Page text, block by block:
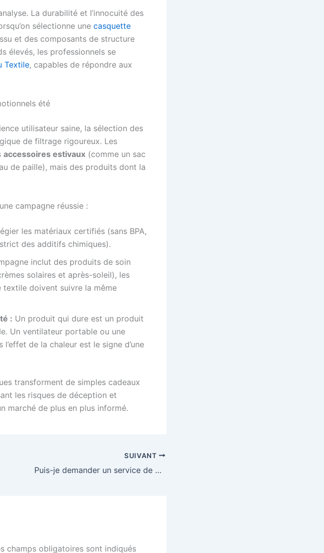
La durabilité et l’innocuité des
sélectionne une casquette
et des composants de structure
élevés, les professionnels se
Textile, capables de répondre aux
été
utilisateur saine, la sélection des
de filtrage rigoureux. Les
accessoires estivaux (comme un sac
de paille), mais des produits dont la
campagne réussie :
les matériaux certifiés (sans BPA,
des additifs chimiques).
inclut des produits de soin
solaires et après-soleil), les
textile doivent suivre la même
: Un produit qui dure est un produit
Un ventilateur portable ou une
de la chaleur est le signe d’une
transforment de simples cadeaux
les risques de déception et
marché de plus en plus informé.
SUIVANT
Puis-je demander un service de certification écologique ?
champs obligatoires sont indiqués